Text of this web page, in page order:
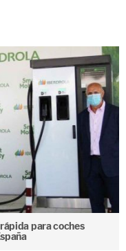
para coches